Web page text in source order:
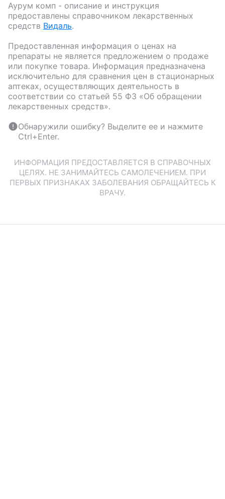
Аурум комп - описание и инструкция
предоставлены справочником лекарственных
средств Видаль.
Предоставленная информация о ценах на
препараты не является предложением о продаже
или покупке товара. Информация предназначена
исключительно для сравнения цен в стационарных
аптеках, осуществляющих деятельность в
соответствии со статьей 55 ФЗ «Об обращении
лекарственных средств».
Обнаружили ошибку? Выделите ее и нажмите
Ctrl+Enter.
ИНФОРМАЦИЯ ПРЕДОСТАВЛЯЕТСЯ В СПРАВОЧНЫХ
ЦЕЛЯХ. НЕ ЗАНИМАЙТЕСЬ САМОЛЕЧЕНИЕМ. ПРИ
ПЕРВЫХ ПРИЗНАКАХ ЗАБОЛЕВАНИЯ ОБРАЩАЙТЕСЬ К
ВРАЧУ.